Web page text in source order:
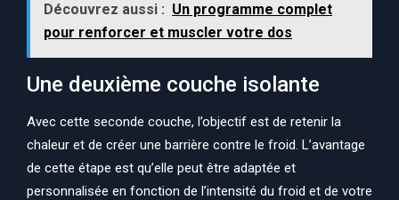
Découvrez aussi : Un programme complet
pour renforcer et muscler votre dos
Une deuxième couche isolante
Avec cette seconde couche, l’objectif est de retenir la
chaleur et de créer une barrière contre le froid. L’avantage
de cette étape est qu’elle peut être adaptée et
personnalisée en fonction de l’intensité du froid et de votre